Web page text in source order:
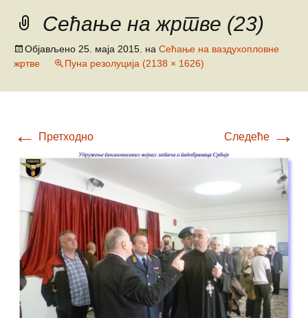
Сећање на жртве (23)
Објављено 25. маја 2015. на Сећање на ваздухопловне
жртве
Пуна резолуција (2138 × 1626)
← Претходно Следеће →